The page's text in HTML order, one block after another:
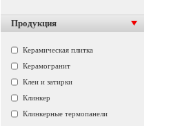
Продукция
Керамическая плитка
Керамогранит
Клеи и затирки
Клинкер
Клинкерные термопанели